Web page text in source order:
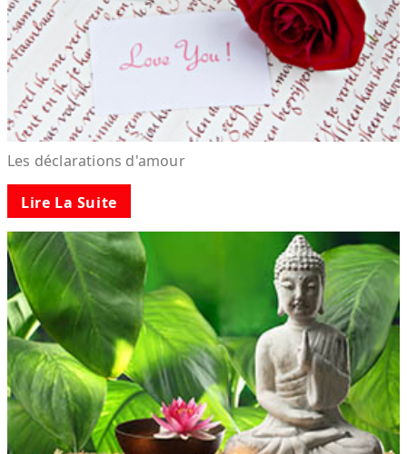
Les déclarations d'amour
Lire La Suite